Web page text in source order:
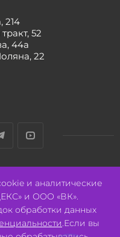
214
52
44а
22
Авалони аналитические
и ООО «ВК».
обработки данных
.Если вы